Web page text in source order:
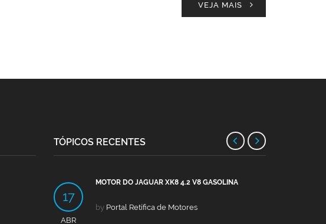
VEJA MAIS
TÓPICOS RECENTES
17
ABR
MOTOR DO JAGUAR XK8 4.2 V8 GASOLINA
by Portal Retífica de Motores